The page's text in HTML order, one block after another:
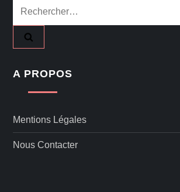
Rechercher :
A PROPOS
Mentions Légales
Nous Contacter